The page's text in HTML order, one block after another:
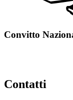
Convitto
Contatti